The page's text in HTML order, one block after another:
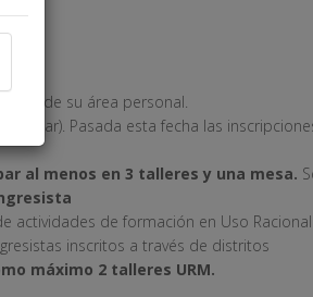
de su área personal.
Pasada esta fecha las
al menos en 3 talleres y una mesa.
actividades de formación en Uso
inscritos a través de distritos
máximo 2 talleres URM.